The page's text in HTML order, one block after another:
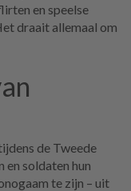
en speelse
draait allemaal om
de Tweede
soldaten hun
te zijn – uit